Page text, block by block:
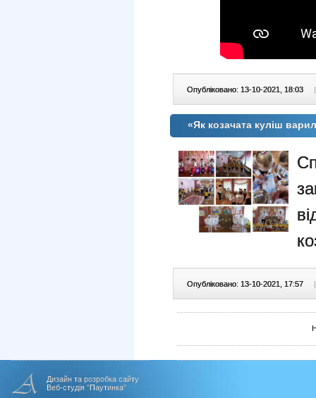
Опубліковано: 13-10-2021, 18:03 |
«Як козачата куліш
Опубліковано: 13-10-2021, 17:57 |
Дизайн та розробка сайту
Веб-студія "Паутинка"